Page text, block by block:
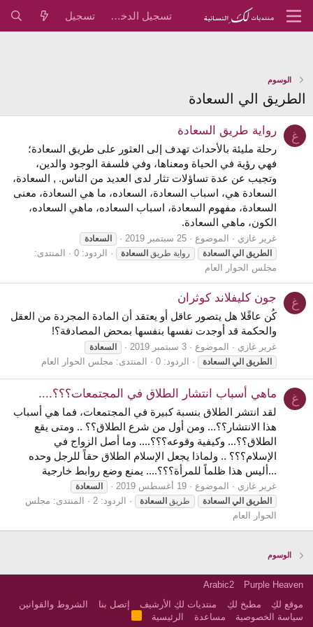
تسجيل الدخول تسجيل
الوسوم
الطريق الي السعادة
غ رواية طريق السعادة
رحلة مليئة بالأحداث تهدف إلى العثور على طريق السعادة؛
فهي رؤية في الحياة ومعناها، وفي فلسفة الوجود والدين،
وتجيب عن عدة تساؤلات تثار لدى العديد من الناس. , السعادة،
السعادة هي، اسباب السعادة، السعاده، ما هي السعادة، معنى
السعادة، مفهوم السعادة، اسباب السعاده، ماهي السعاده،
الكون، ماهي السعادة.
غرير غازي الموضوع 25 سبتمبر 2019
السعادة
الطريق الي السعادة رواية طريق السعادة الردود: 0
المنتدى:
مجلس الحوار العام
غ جون كليفلاند كوثران
كُن عاقًلا هل يتصور عاقل أو يعتقد أن المادة المجردة من العقل
والحكمة قد أوجدت نفسها بنفسها بمحض المصادفة؟!
غرير غازي الموضوع 3 سبتمبر 2019
السعادة
الطريق الي السعادة الردود: 0 المنتدى: مجلس الحوار العام
غ ماهي أسباب انتشار الطلاق في المجتمعات؟؟؟....
لقد انتشر الطلاق بنسبة كبيرة في المجتمعات، فما هي أسباب
هذا الانتشار؟؟... ومن أول من شرع الطلاق؟؟ .. ومتى يقع
الطلاق؟؟... وكيفية وقوعه؟؟؟.... وما أصل الزواج في
الإسلام؟؟؟ .. ولماذا يجعل الإسلام الطلاق حقاً للرجل وحده
...أليس هذا ظلماً للمرأة؟؟؟.... يمنع وضع روابط خارجية
غرير غازي الموضوع 19 أغسطس 2019
السعادة
الطريق الي السعادة طريق السعادة الردود: 2 المنتدى: مجلس
الحوار العام
الوسوم
Purple Heaven
Arabic2
موقع لكِ
مطبخ لكِ منتديات لكِ الأرشيف إتصل بنا
الشروط والقوانين
سياسة الخصوصية
مساعدة الرئيسية